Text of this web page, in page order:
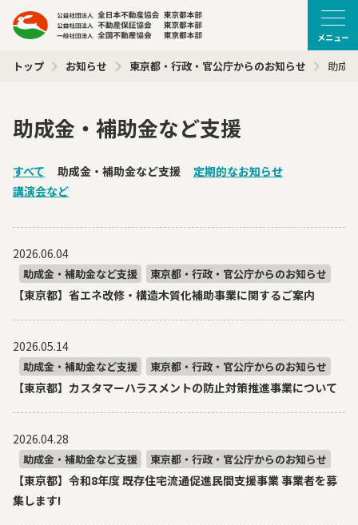
メニュー
トップ お知らせ 東京都・行政・官公庁からのお知らせ 助成
助成金・補助金など支援
すべて 助成金・補助金など支援
定期的なお知らせ
講演会など
2026.06.04
助成金・補助金など支援 東京都・行政・官公庁からのお知らせ
【東京都】省エネ改修・構造木質化補助事業に関するご案内
2026.05.14
助成金・補助金など支援 東京都・行政・官公庁からのお知らせ
【東京都】カスタマーハラスメントの防止対策推進事業について
2026.04.28
助成金・補助金など支援 東京都・行政・官公庁からのお知らせ
【東京都】令和8年度 既存住宅流通促進民間支援事業 事業者を募
集します!